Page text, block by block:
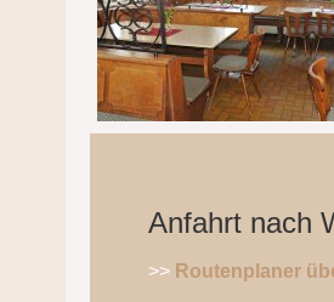
Anfahrt nach
>> Routenplaner